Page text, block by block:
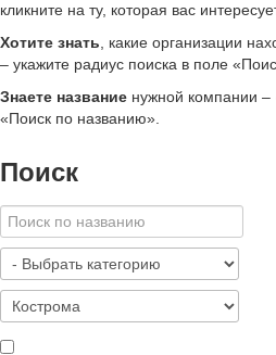
кликните на ту, которая вас
Хотите знать , какие организации
– укажите радиус поиска в поле
Знаете название нужной компании –
«Поиск по названию»
Поиск